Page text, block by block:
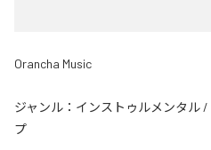
Orancha Music
ジャンル： インストゥルメンタル /
プ